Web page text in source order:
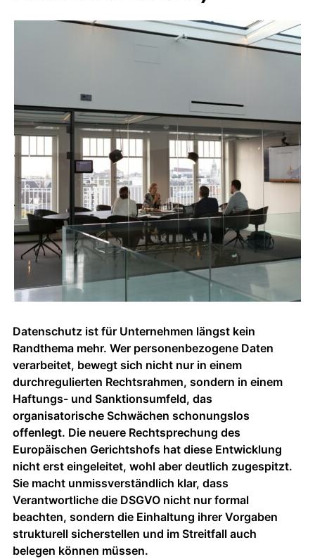
Datenschutz ist für Unternehmen längst kein
Randthema mehr. Wer personenbezogene Daten
verarbeitet, bewegt sich nicht nur in einem
durchregulierten Rechtsrahmen, sondern in einem
Haftungs- und Sanktionsumfeld, das
organisatorische Schwächen schonungslos
offenlegt. Die neuere Rechtsprechung des
Europäischen Gerichtshofs hat diese Entwicklung
nicht erst eingeleitet, wohl aber deutlich zugespitzt.
Sie macht unmissverständlich klar, dass
Verantwortliche die DSGVO nicht nur formal
beachten, sondern die Einhaltung ihrer Vorgaben
strukturell sicherstellen und im Streitfall auch
belegen können müssen.